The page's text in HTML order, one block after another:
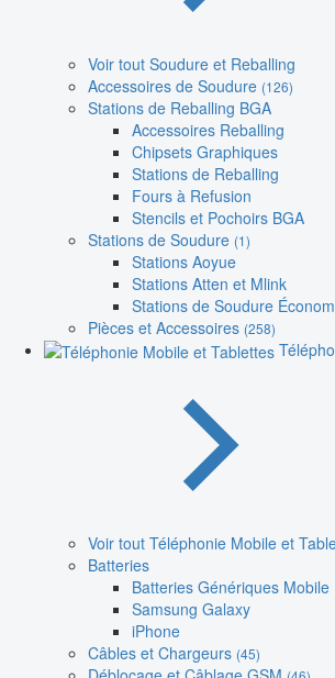
Voir tout Soudure et Reballing
Accessoires de Soudure (126)
Stations de Reballing BGA
Accessoires Reballing
Chipsets Graphiques
Stations de Reballing
Fours à Refusion
Stencils et Pochoirs BGA
Stations de Soudure (1)
Stations Aoyue
Stations Atten et Mlink
Stations de Soudure
Pièces et Accessoires (258)
Voir tout Téléphonie Mobile et
Batteries
Batteries Génériques Mobile
Samsung Galaxy
iPhone
Câbles et Chargeurs (45)